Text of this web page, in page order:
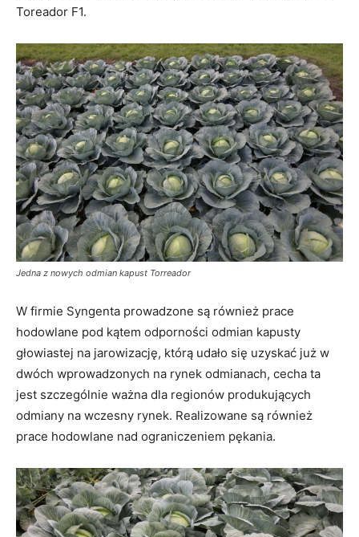
Toreador F1.
Jedna z nowych odmian kapust Torreador
W firmie Syngenta prowadzone są również prace
hodowlane pod kątem odporności odmian kapusty
głowiastej na jarowizację, którą udało się uzyskać już w
dwóch wprowadzonych na rynek odmianach, cecha ta
jest szczególnie ważna dla regionów produkujących
odmiany na wczesny rynek. Realizowane są również
prace hodowlane nad ograniczeniem pękania.